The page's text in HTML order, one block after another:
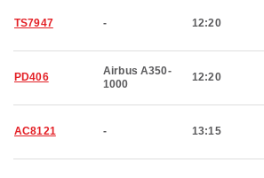
TS7947 - 12:20
PD406
Airbus A350-
1000
12:20
AC8121 - 13:15